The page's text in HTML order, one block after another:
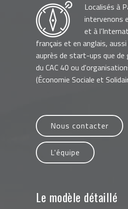
Localisés à
intervenons
et à
français et en anglais, aussi
auprès de start-ups que de
du CAC 40 ou
(Économie Sociale et
Nous contacter
L'équipe
Le modèle détaillé